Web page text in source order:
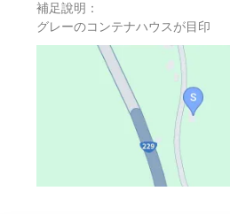
補足說明：
グレーのコンテナハウスが目印